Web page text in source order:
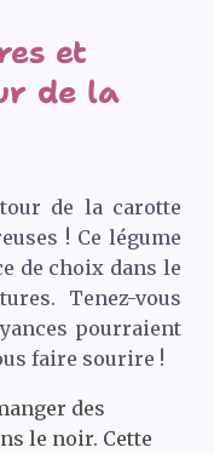
et
de la
de la carotte
! Ce légume
de choix dans le
Tenez-vous
pourraient
faire sourire !
des
le noir. Cette